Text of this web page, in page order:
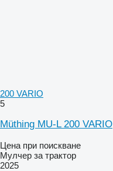
200 VARIO
5
Müthing MU-L 200 VARIO
Цена при поискване
Мулчер за трактор
2025